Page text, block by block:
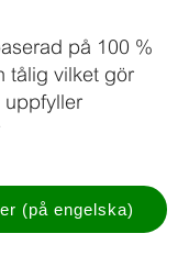
på 100 %
tålig vilket gör
uppfyller
(på engelska)